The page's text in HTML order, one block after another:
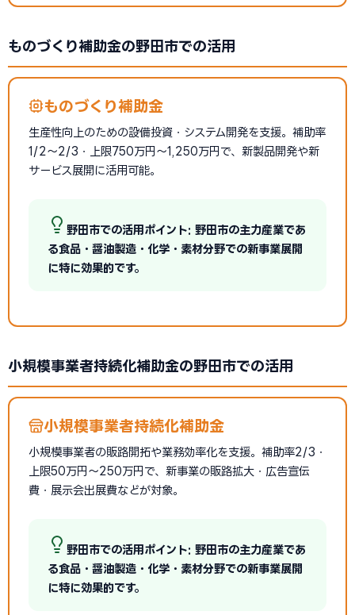
ものづくり補助金の野田市での活用
ものづくり補助金
生産性向上のための設備投資・システム開発を支援。補助率
1/2〜2/3・上限750万円〜1,250万円で、新製品開発や新
サービス展開に活用可能。
野田市での活用ポイント: 野田市の主力産業であ
る食品・醤油製造・化学・素材分野での新事業展開
に特に効果的です。
小規模事業者持続化補助金の野田市での活用
小規模事業者持続化補助金
小規模事業者の販路開拓や業務効率化を支援。補助率2/3・
上限50万円〜250万円で、新事業の販路拡大・広告宣伝
費・展示会出展費などが対象。
野田市での活用ポイント: 野田市の主力産業であ
る食品・醤油製造・化学・素材分野での新事業展開
に特に効果的です。